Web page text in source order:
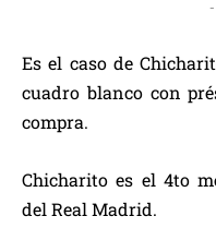
-
Es el caso de
cuadro blanco con
compra.
Chicharito es el 4to
del Real Madrid.